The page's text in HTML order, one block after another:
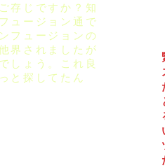
存じですか？知
ュージョン通で
フュージョンの
界されましたが
しょう。​これ良
と探してたん